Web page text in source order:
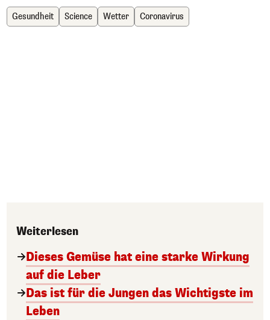
Gesundheit Science Wetter Coronavirus
Weiterlesen
Dieses Gemüse hat eine starke Wirkung
auf die Leber
Das ist für die Jungen das Wichtigste im
Leben